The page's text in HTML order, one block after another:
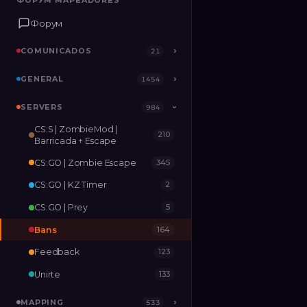
Форум
COMUNICADOS 21 ›
GENERAL 1454 ›
SERVERS 984 ›
MAPPING 533
RELEASES
Форум
COMUNICADOS 21 ›
GENERAL 1454 ›
SERVERS 984 ›
CS:S | ZombieMod |
Barricada + Escape
210
CS:GO | Zombie Escape 345
CS:GO | KZ Timer 2
CS:GO | Prey 5
Bans 164
Feedback 123
Unirte 133
MAPPING 533 ›